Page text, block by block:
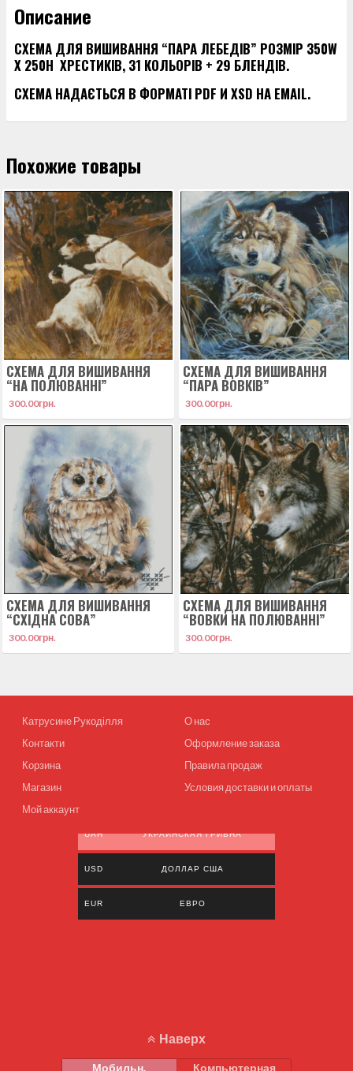
Описание
СХЕМА ДЛЯ ВИШИВАННЯ “ПАРА ЛЕБЕДІВ” РОЗМІР 350W
X 250H ХРЕСТИКІВ, 31 КОЛЬОРІВ + 29 БЛЕНДІВ.
СХЕМА НАДАЄТЬСЯ В ФОРМАТІ PDF И XSD НА EMAIL.
Похожие товары
СХЕМА ДЛЯ ВИШИВАННЯ
“НА ПОЛЮВАННІ”
300.00грн.
СХЕМА ДЛЯ ВИШИВАННЯ
“ПАРА ВОВКІВ”
300.00грн.
СХЕМА ДЛЯ ВИШИВАННЯ
“СХІДНА СОВА”
300.00грн.
СХЕМА ДЛЯ ВИШИВАННЯ
“ВОВКИ НА ПОЛЮВАННІ”
300.00грн.
Катрусине Рукоділля
Контакти
Корзина
Магазин
Мой аккаунт
О нас
Оформление заказа
Правила продаж
Условия доставки и оплаты
UAH УКРАИНСКАЯ ГРИВНА
USD ДОЛЛАР США
EUR ЕВРО
Наверх
Мобильн. Компьютерная